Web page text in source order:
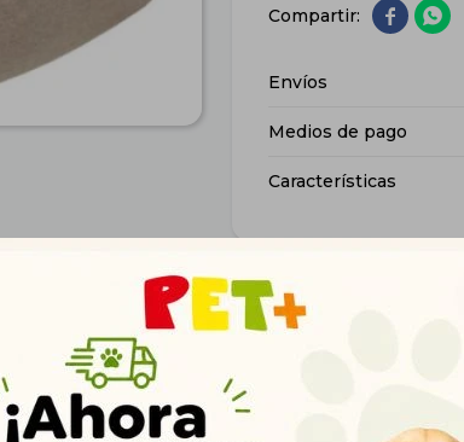
 
Envíos
Medios de pago
Características
Productos que te pueden interesar